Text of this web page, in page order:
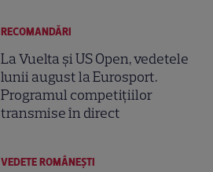
RECOMANDĂRI
La Vuelta și US Open, vedetele
lunii august la Eurosport.
Programul competițiilor
transmise în direct
VEDETE ROMÂNEŞTI